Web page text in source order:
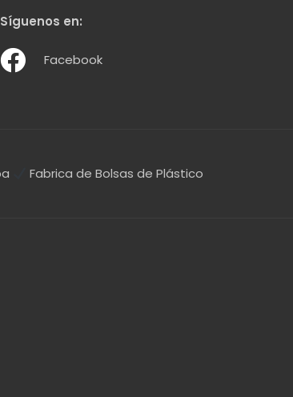
Síguenos en:
Facebook
Fabrica de Bolsas de Plástico